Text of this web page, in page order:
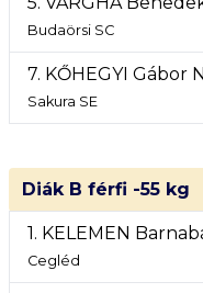
Budaörsi SC
7. KŐHEGYI Gábor
Sakura SE
Diák B férfi -55 kg
1. KELEMEN
Cegléd